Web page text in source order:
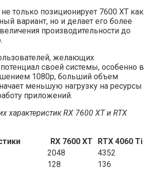
только позиционирует 7600 XT как
вариант, но и делает его более
производительности до
желающих
своей системы, особенно в
1080p, больший объем
меньшую нагрузку на ресурсы
приложений.
характеристик RX 7600 XT и RTX
RX 7600 XT
RTX 4060 Ti
2048
4352
128
136